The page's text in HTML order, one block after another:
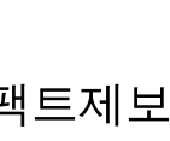
트제